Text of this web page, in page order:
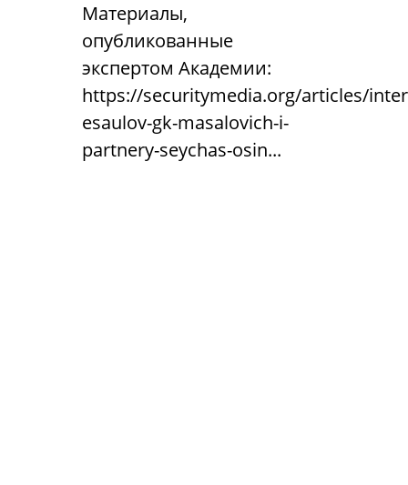
Материалы,
опубликованные
экспертом Академии:
https://securitymedia.org/articles/
esaulov-gk-masalovich-i-
partnery-seychas-osin...